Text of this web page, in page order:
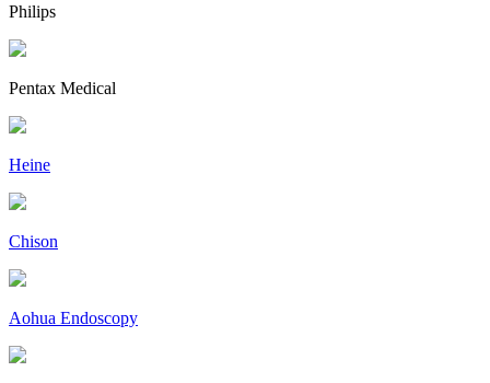
Philips
Pentax Medical
Heine
Chison
Aohua Endoscopy